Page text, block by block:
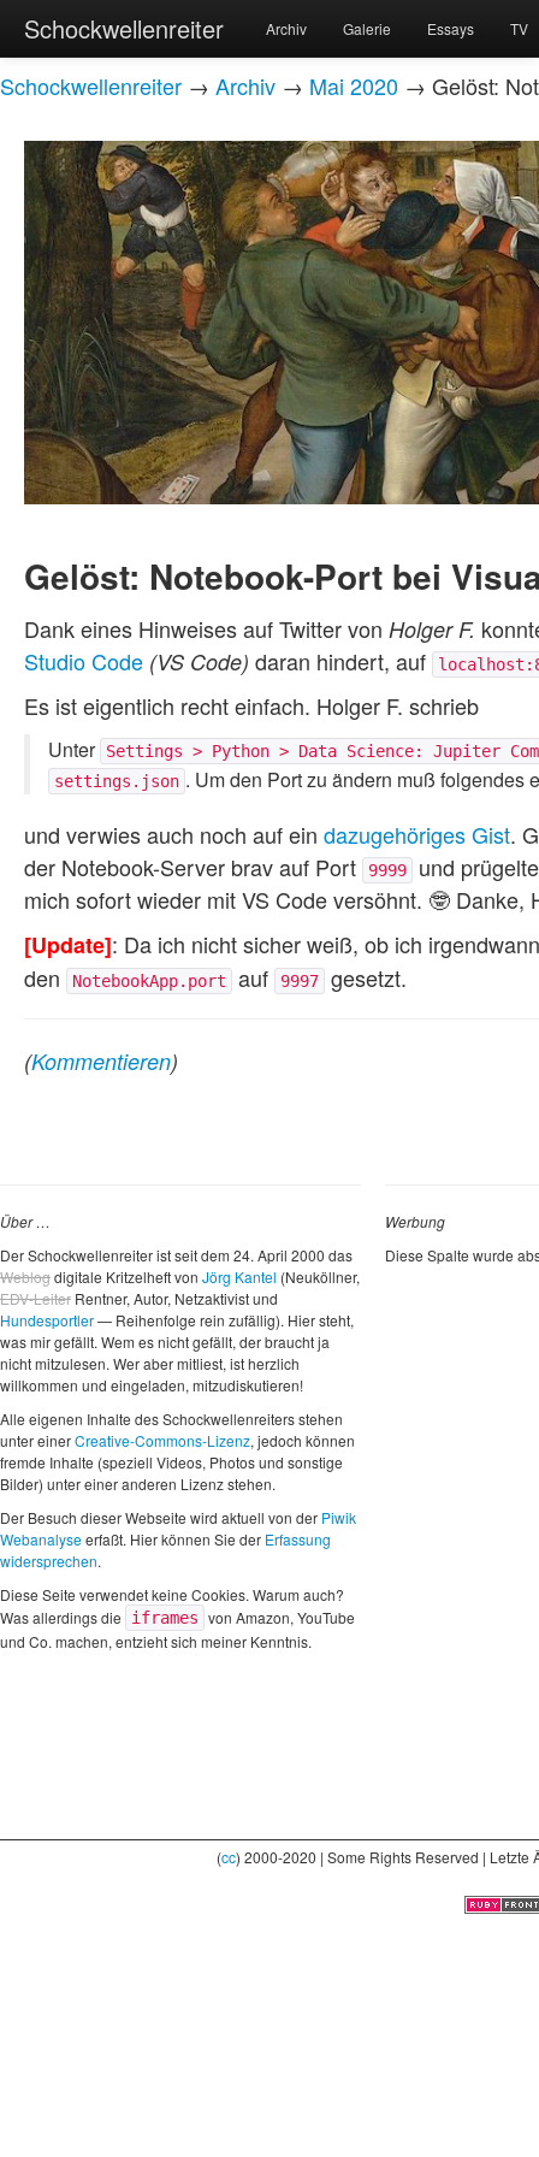
Schockwellenreiter Archiv Galerie Essays TV
Schockwellenreiter → Archiv → Mai 2020 → Gelöst:
Gelöst: Notebook-Port bei
Dank eines Hinweises auf Twitter von Holger F.
Studio Code (VS Code) daran hindert, auf
Es ist eigentlich recht einfach. Holger F. schrieb
Unter Settings > Python > Data Science: Jupiter
settings.json . Um den Port zu ändern muß folgendes
und verwies auch noch auf ein dazugehöriges Gist.
der Notebook-Server brav auf Port
9999
und
mich sofort wieder mit VS Code versöhnt. 🤓 Danke,
[Update]: Da ich nicht sicher weiß, ob ich
den
NotebookApp.port auf 9997 gesetzt.
(Kommentieren)
Über …
Der Schockwellenreiter ist seit dem 24. April 2000 das
Weblogdigitale Kritzelheft von Jörg Kantel (Neuköllner,
EDV-Leiter Rentner, Autor, Netzaktivist und
Hundesportler— Reihenfolge rein zufällig). Hier steht,
was mir gefällt. Wem es nicht gefällt, der braucht ja
nicht mitzulesen. Wer aber mitliest, ist herzlich
willkommen und eingeladen, mitzudiskutieren!
Alle eigenen Inhalte des Schockwellenreiters stehen
unter einerCreative-Commons-Lizenz, jedoch können
fremde Inhalte (speziell Videos, Photos und sonstige
Bilder) unter einer anderen Lizenz stehen.
Der Besuch dieser Webseite wird aktuell von der Piwik
Webanalyseerfaßt. Hier können Sie der Erfassung
widersprechen.
Diese Seite verwendet keine Cookies. Warum auch?
Was allerdings die
iframes von Amazon, YouTube
und Co. machen, entzieht sich meiner Kenntnis.
Werbung
Diese Spalte wurde
(cc) 2000-2020 | Some Rights Reserved |